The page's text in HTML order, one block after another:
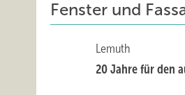
Fenster und
Lemuth
20 Jahre für den